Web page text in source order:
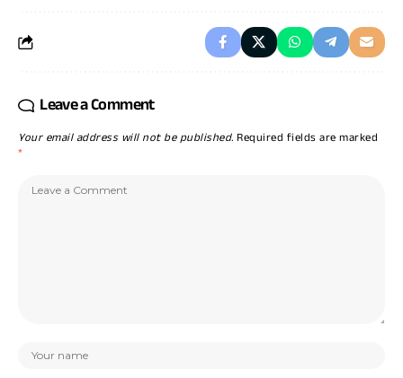
Leave a Comment
Your email address will not be published. Required fields are marked
*